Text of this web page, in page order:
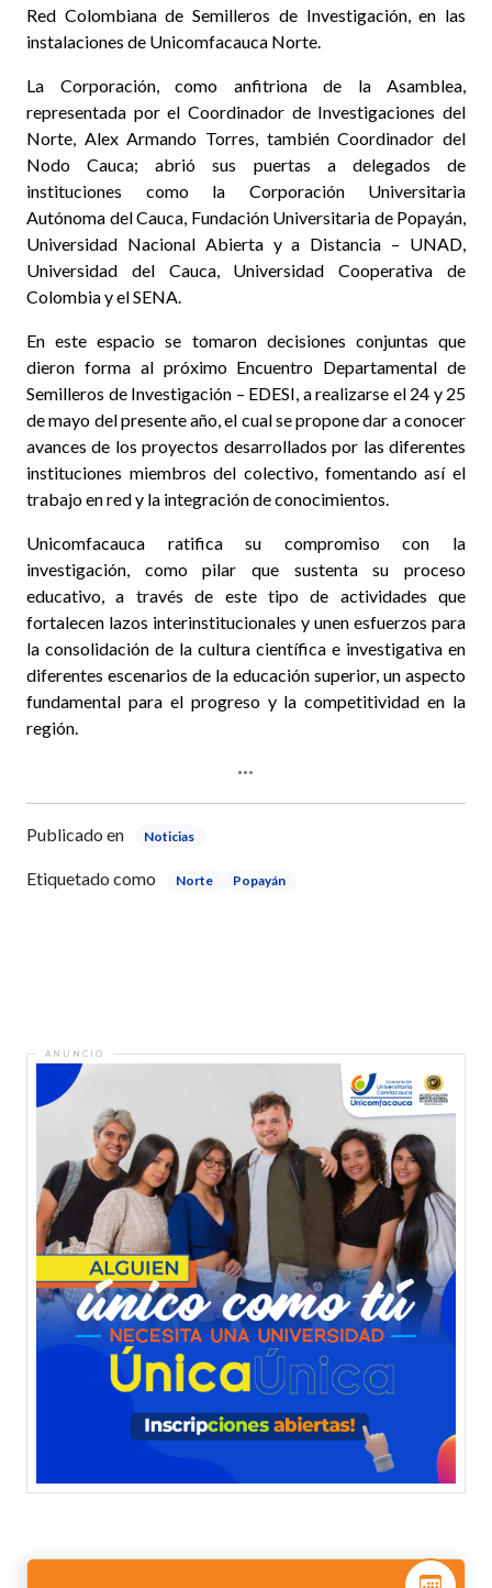
Red Colombiana de Semilleros de Investigación, en las
instalaciones de Unicomfacauca Norte.
La Corporación, como anfitriona de la Asamblea,
representada por el Coordinador de Investigaciones del
Norte, Alex Armando Torres, también Coordinador del
Nodo Cauca; abrió sus puertas a delegados de
instituciones como la Corporación Universitaria
Autónoma del Cauca, Fundación Universitaria de Popayán,
Universidad Nacional Abierta y a Distancia – UNAD,
Universidad del Cauca, Universidad Cooperativa de
Colombia y el SENA.
En este espacio se tomaron decisiones conjuntas que
dieron forma al próximo Encuentro Departamental de
Semilleros de Investigación – EDESI, a realizarse el 24 y 25
de mayo del presente año, el cual se propone dar a conocer
avances de los proyectos desarrollados por las diferentes
instituciones miembros del colectivo, fomentando así el
trabajo en red y la integración de conocimientos.
Unicomfacauca ratifica su compromiso con la
investigación, como pilar que sustenta su proceso
educativo, a través de este tipo de actividades que
fortalecen lazos interinstitucionales y unen esfuerzos para
la consolidación de la cultura científica e investigativa en
diferentes escenarios de la educación superior, un aspecto
fundamental para el progreso y la competitividad en la
región.
Publicado en Noticias
Etiquetado como Norte Popayán